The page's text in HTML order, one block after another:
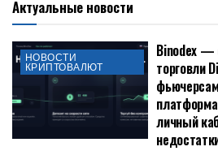
Актуальные новости
НОВОСТИ
КРИПТОВАЛЮТ
Binodex —
торговли
личный